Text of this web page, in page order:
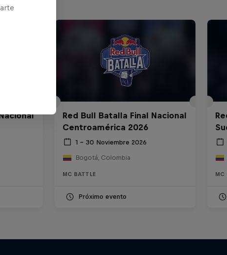
Red Bull Batalla Final Nacional
Centroamérica 2026
1 – 30 Noviembre 2026
Bogotá, Colombia
MC BATTLE
Próximo evento
MC